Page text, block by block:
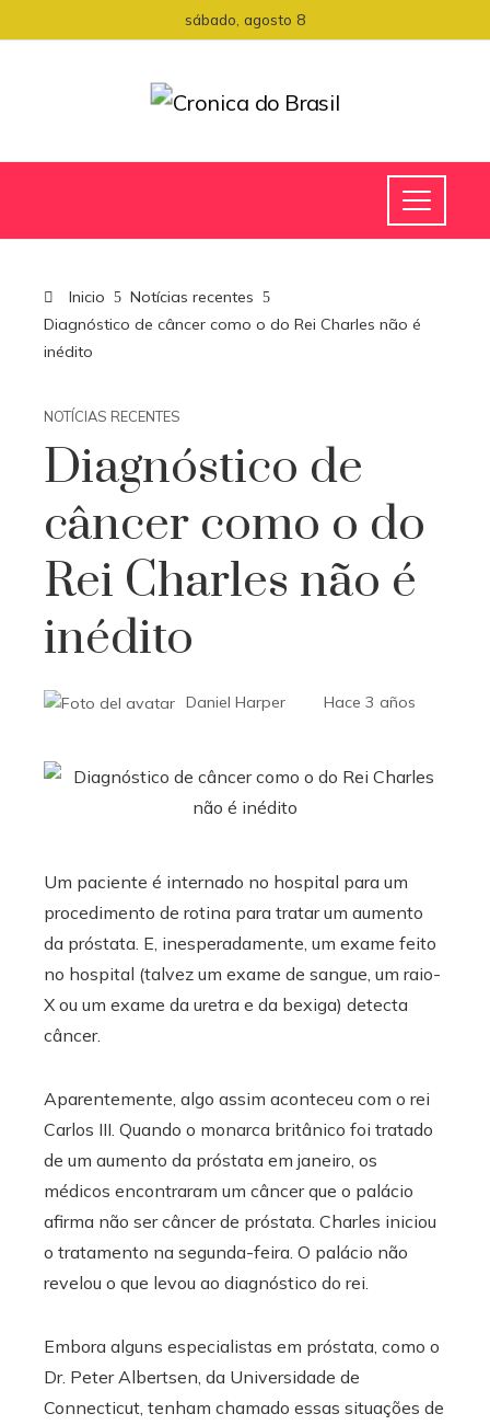
sábado, agosto 8
Inicio
Notícias recentes
Diagnóstico de câncer como o do Rei Charles não é
inédito
NOTÍCIAS RECENTES
Diagnóstico de
câncer como o do
Rei Charles não é
inédito
Daniel Harper Hace 3 años
Um paciente é internado no hospital para um
procedimento de rotina para tratar um aumento
da próstata. E, inesperadamente, um exame feito
no hospital (talvez um exame de sangue, um raio-
X ou um exame da uretra e da bexiga) detecta
câncer.
Aparentemente, algo assim aconteceu com o rei
Carlos III. Quando o monarca britânico foi tratado
de um aumento da próstata em janeiro, os
médicos encontraram um câncer que o palácio
afirma não ser câncer de próstata. Charles iniciou
o tratamento na segunda-feira. O palácio não
revelou o que levou ao diagnóstico do rei.
Embora alguns especialistas em próstata, como o
Dr. Peter Albertsen, da Universidade de
Connecticut, tenham chamado essas situações de